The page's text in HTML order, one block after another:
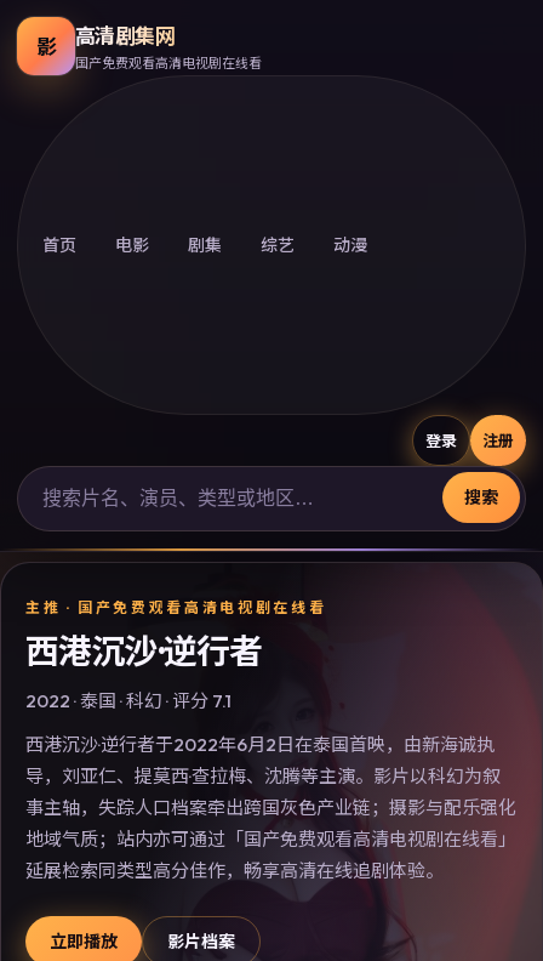
影 高清剧集网
国产免费观看高清电视剧在线看
首页 电影 剧集 综艺 动漫
登录 注册
搜索
主推 · 国产免费观看高清电视剧在线看
西港沉沙·逆行者
2022 ·泰国 ·科幻 · 评分 7.1
西港沉沙·逆行者于2022年6月2日在泰国首映，由新海诚执
导，刘亚仁、提莫西·查拉梅、沈腾等主演。影片以科幻为叙
事主轴，失踪人口档案牵出跨国灰色产业链；摄影与配乐强化
地域气质；站内亦可通过「国产免费观看高清电视剧在线看」
延展检索同类型高分佳作，畅享高清在线追剧体验。
立即播放 影片档案